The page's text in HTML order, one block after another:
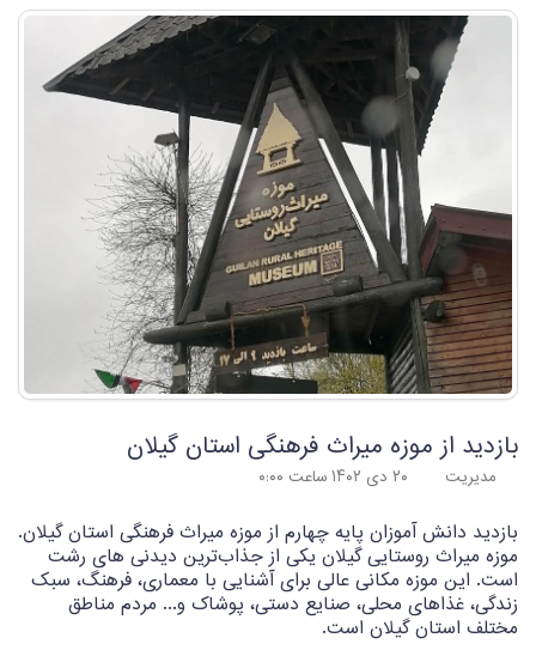
بازدید از موزه میراث فرهنگی استان گیلان
مدیریت ۲۰ دی ۱۴۰۲ ساعت ۰:۰۰
بازدید دانش آموزان پایه چهارم از موزه میراث فرهنگی استان گیلان.
موزه میراث روستایی گیلان یکی از جذاب‌ترین دیدنی‌ های رشت
است. این موزه مکانی عالی برای آشنایی با معماری، فرهنگ، سبک
زندگی، غذاهای محلی، صنایع‌ دستی، پوشاک و... مردم مناطق
مختلف استان گیلان است.